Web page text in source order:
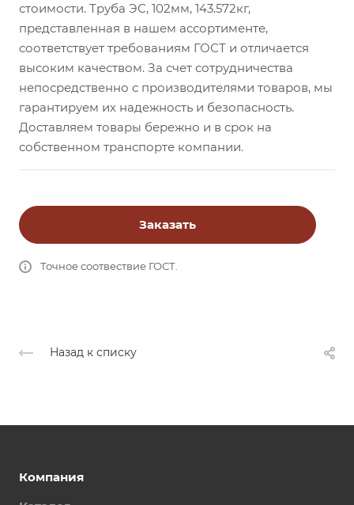
стоимости. Труба ЭС, 102мм, 143.572кг,
представленная в нашем ассортименте,
соответствует требованиям ГОСТ и отличается
высоким качеством. За счет сотрудничества
непосредственно с производителями товаров, мы
гарантируем их надежность и безопасность.
Доставляем товары бережно и в срок на
собственном транспорте компании.
Заказать
Точное соотвествие ГОСТ.
Назад к списку
Компания